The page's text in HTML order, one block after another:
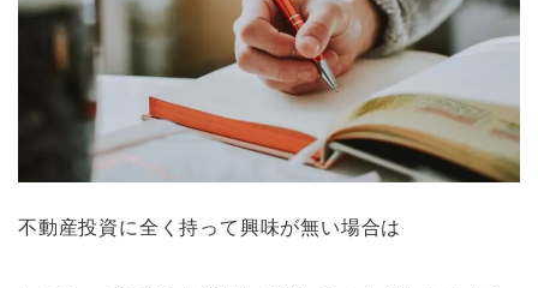
不動産投資に全く持って興味が無い場合は